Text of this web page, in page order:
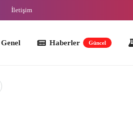
İletişim
Haberler İş Dünyası